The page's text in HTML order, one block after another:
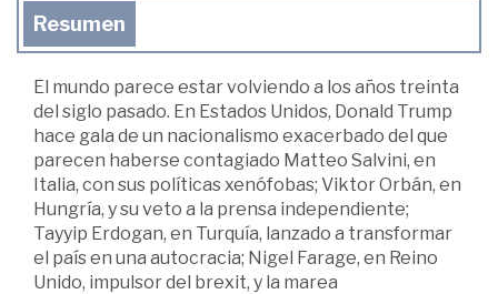
Resumen
El mundo parece estar volviendo a los años treinta
del siglo pasado. En Estados Unidos, Donald Trump
hace gala de un nacionalismo exacerbado del que
parecen haberse contagiado Matteo Salvini, en
Italia, con sus políticas xenófobas; Viktor Orbán, en
Hungría, y su veto a la prensa independiente;
Tayyip Erdogan, en Turquía, lanzado a transformar
el país en una autocracia; Nigel Farage, en Reino
Unido, impulsor del brexit, y la marea